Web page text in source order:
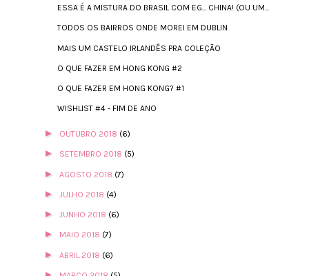
ESSA É A MISTURA DO BRASIL COM EG... CHINA! (OU UM...
TODOS OS BAIRROS ONDE MOREI EM DUBLIN
MAIS UM CASTELO IRLANDÊS PRA COLEÇÃO
O QUE FAZER EM HONG KONG #2
O QUE FAZER EM HONG KONG? #1
WISHLIST #4 - FIM DE ANO
► OUTUBRO 2018 (6)
► SETEMBRO 2018 (5)
► AGOSTO 2018 (7)
► JULHO 2018 (4)
► JUNHO 2018 (6)
► MAIO 2018 (7)
► ABRIL 2018 (6)